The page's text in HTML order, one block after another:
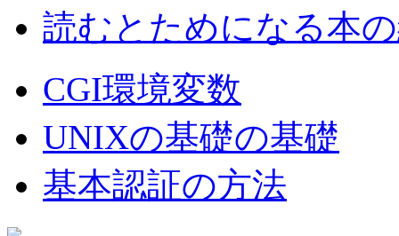
読むとためになる本
CGI環境変数
UNIXの基礎の基礎
基本認証の方法